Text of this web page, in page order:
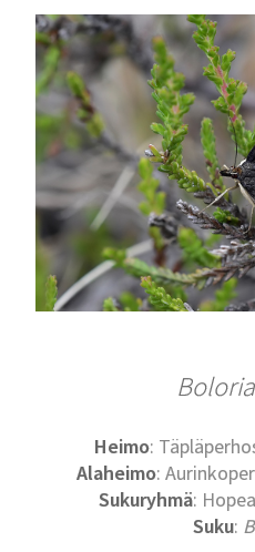
Heimo:
Alaheimo:
Sukuryhmä:
Suku: